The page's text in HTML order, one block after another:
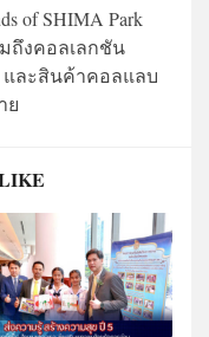
of SHIMA Park
ถึงคอลเลกชัน
และสินค้าคอลแลบ
ย